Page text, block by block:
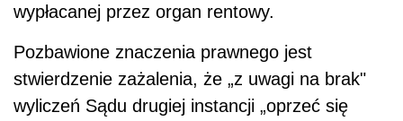
wypłacanej przez organ rentowy.
Pozbawione znaczenia prawnego jest
stwierdzenie zażalenia, że „z uwagi na brak"
wyliczeń Sądu drugiej instancji „oprzeć się